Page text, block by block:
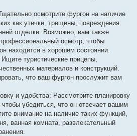
осмотрите фургон на наличие
как утечки, трещины, повреждения
отделки. Возможно, вам также
осмотр, чтобы
находится в хорошем состоянии.
туристические прицепы,
материалов и конструкций.
что ваш фургон прослужит вам
и удобства: Рассмотрите планировку
убедиться, что он отвечает вашим
внимание на наличие таких функций,
ванная комната, развлекательный